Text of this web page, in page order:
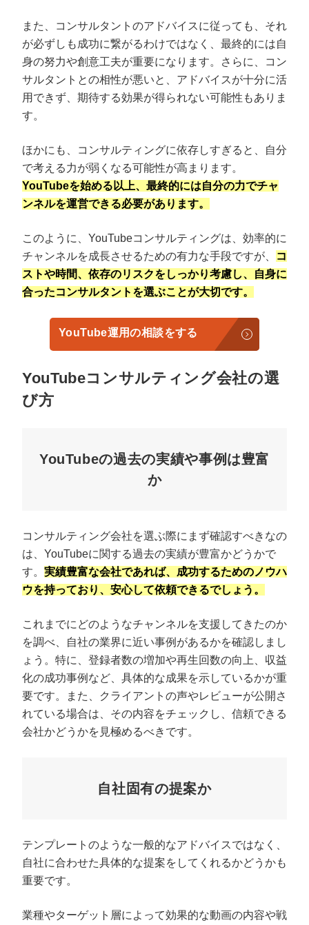
また、コンサルタントのアドバイスに従っても、それ
が必ずしも成功に繋がるわけではなく、最終的には自
身の努力や創意工夫が重要になります。さらに、コン
サルタントとの相性が悪いと、アドバイスが十分に活
用できず、期待する効果が得られない可能性もありま
す。
ほかにも、コンサルティングに依存しすぎると、自分
で考える力が弱くなる可能性が高まります。
YouTubeを始める以上、最終的には自分の力でチャ
ンネルを運営できる必要があります。
このように、YouTubeコンサルティングは、効率的に
チャンネルを成長させるための有力な手段ですが、
コ
ストや時間、依存のリスクをしっかり考慮し、自身に
合ったコンサルタントを選ぶことが大切です。
YouTube運用の相談をする
YouTubeコンサルティング会社の選
び方
YouTubeの過去の実績や事例は豊富
か
コンサルティング会社を選ぶ際にまず確認すべきなの
は、YouTubeに関する過去の実績が豊富かどうかで
す。 実績豊富な会社であれば、成功するためのノウハ
ウを持っており、安心して依頼できるでしょう。
これまでにどのようなチャンネルを支援してきたのか
を調べ、自社の業界に近い事例があるかを確認しまし
ょう。特に、登録者数の増加や再生回数の向上、収益
化の成功事例など、具体的な成果を示しているかが重
要です。また、クライアントの声やレビューが公開さ
れている場合は、その内容をチェックし、信頼できる
会社かどうかを見極めるべきです。
自社固有の提案か
テンプレートのような一般的なアドバイスではなく、
自社に合わせた具体的な提案をしてくれるかどうかも
重要です。
業種やターゲット層によって効果的な動画の内容や戦